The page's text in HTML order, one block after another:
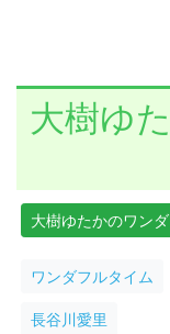
大樹ゆ
大樹ゆたかのワン
ワンダフルタイム
長谷川愛里